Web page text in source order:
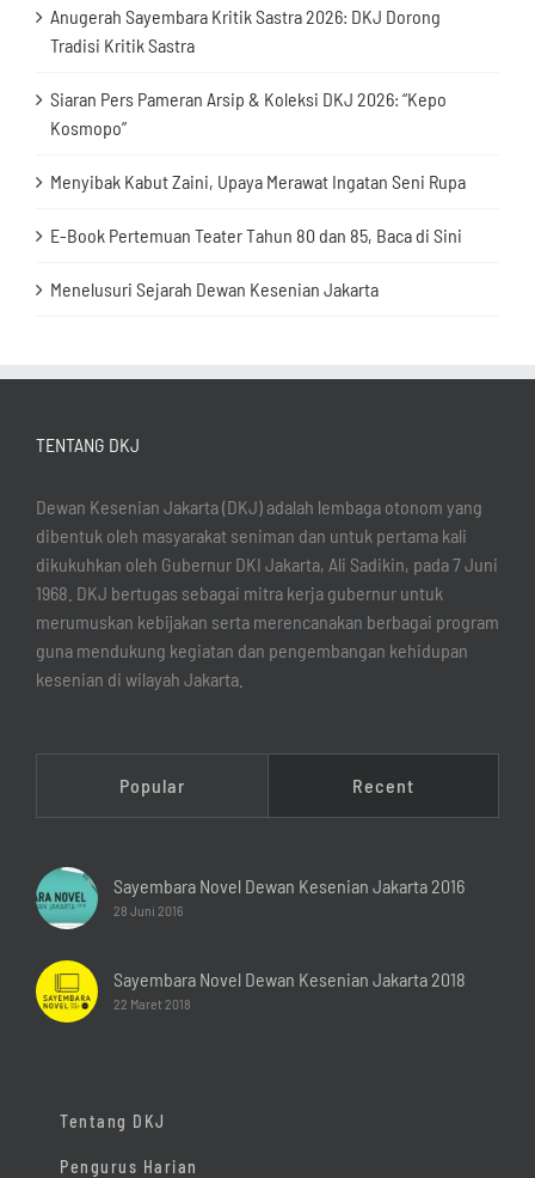
Anugerah Sayembara Kritik Sastra 2026: DKJ Dorong
Tradisi Kritik Sastra
Siaran Pers Pameran Arsip & Koleksi DKJ 2026: “Kepo
Kosmopo”
Menyibak Kabut Zaini, Upaya Merawat Ingatan Seni Rupa
E-Book Pertemuan Teater Tahun 80 dan 85, Baca di Sini
Menelusuri Sejarah Dewan Kesenian Jakarta
TENTANG DKJ
Dewan Kesenian Jakarta (DKJ) adalah lembaga otonom yang
dibentuk oleh masyarakat seniman dan untuk pertama kali
dikukuhkan oleh Gubernur DKI Jakarta, Ali Sadikin, pada 7 Juni
1968. DKJ bertugas sebagai mitra kerja gubernur untuk
merumuskan kebijakan serta merencanakan berbagai program
guna mendukung kegiatan dan pengembangan kehidupan
kesenian di wilayah Jakarta.
Popular Recent
Sayembara Novel Dewan Kesenian Jakarta 2016
28 Juni 2016
Sayembara Novel Dewan Kesenian Jakarta 2018
22 Maret 2018
Tentang DKJ
Pengurus Harian